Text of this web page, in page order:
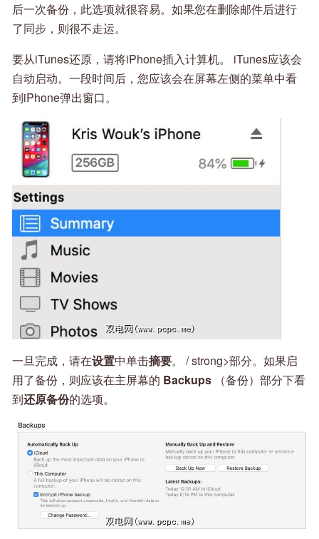
后一次备份，此选项就很容易。如果您在删除邮件后进行
了同步，则很不走运。
要从iTunes还原，请将iPhone插入计算机。 iTunes应该会
自动启动。一段时间后，您应该会在屏幕左侧的菜单中看
到iPhone弹出窗口。
一旦完成，请在设置中单击摘要。 / strong>部分。如果启
用了备份，则应该在主屏幕的 Backups
（备份）部分下看
到还原备份的选项。